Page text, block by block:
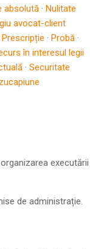
absolută · Nulitate
avocat-client
Prescripție · Probă ·
în interesul legii
· Securitate
executării
de administrație.